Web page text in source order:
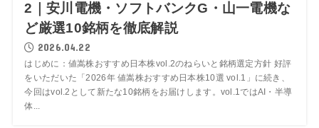
2｜安川電機・ソフトバンクG・山一電機な
ど厳選10銘柄を徹底解説
2026.04.22
はじめに：値嵩株おすすめ日本株vol.2のねらいと銘柄選定方針 好評
をいただいた「2026年 値嵩株おすすめ日本株10選 vol.1」に続き、
今回はvol.2として新たな10銘柄をお届けします。vol.1ではAI・半導
体...